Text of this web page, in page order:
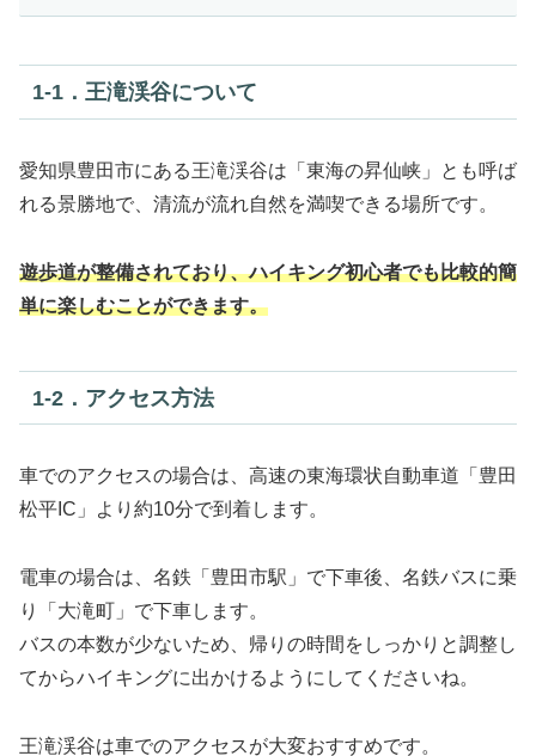
1‐1．王滝渓谷について
愛知県豊田市にある王滝渓谷は「東海の昇仙峡」とも呼ば
れる景勝地で、清流が流れ自然を満喫できる場所です。
遊歩道が整備されており、ハイキング初心者でも比較的簡
単に楽しむことができます。
1‐2．アクセス方法
車でのアクセスの場合は、高速の東海環状自動車道「豊田
松平IC」より約10分で到着します。
電車の場合は、名鉄「豊田市駅」で下車後、名鉄バスに乗
り「大滝町」で下車します。
バスの本数が少ないため、帰りの時間をしっかりと調整し
てからハイキングに出かけるようにしてくださいね。
王滝渓谷は車でのアクセスが大変おすすめです。